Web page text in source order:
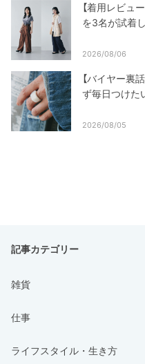
【着用レビュ
を3名が試着
2026/08/06
【バイヤー裏
ず毎日つけた
2026/08/05
記事カテゴリー
雑貨
仕事
ライフスタイル・生き方